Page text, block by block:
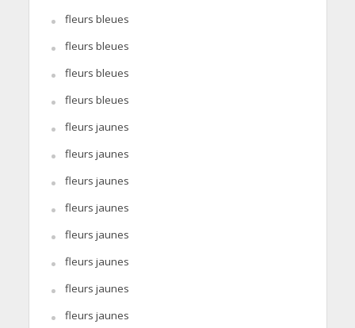
fleurs bleues
fleurs bleues
fleurs bleues
fleurs bleues
fleurs jaunes
fleurs jaunes
fleurs jaunes
fleurs jaunes
fleurs jaunes
fleurs jaunes
fleurs jaunes
fleurs jaunes